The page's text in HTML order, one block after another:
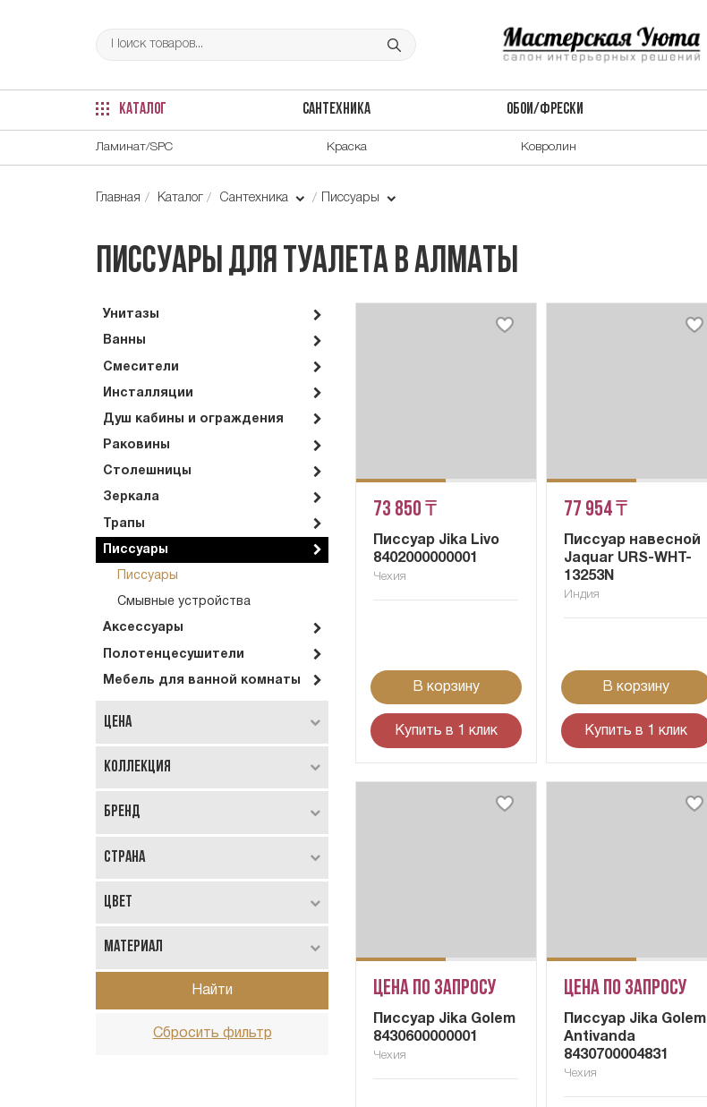
КАТАЛОГ САНТЕХНИКА ОБОИ/ФРЕСКИ
Ламинат/SPC Краска Ковролин
Главная Каталог Сантехника Писсуары
Писсуары для туалета в Алматы
Унитазы
Ванны
Смесители
Инсталляции
Душ кабины и ограждения
Раковины
Столешницы
Зеркала
Трапы
Писсуары
Писсуары
Смывные устройства
Аксессуары
Полотенцесушители
Мебель для ванной комнаты
Цена
Коллекция
Бренд
Страна
Цвет
Материал
Найти
Сбросить фильтр
73 850 ₸
Писсуар Jika Livo
8402000000001
Чехия
В корзину
Купить в 1 клик
77 954 ₸
Писсуар навесной
Jaquar URS-WHT-
13253N
Индия
В корзину
Купить в 1 клик
Цена по запросу
Писсуар Jika Golem
8430600000001
Чехия
Цена по запросу
Писсуар Jika Golem
Antivanda
8430700004831
Чехия